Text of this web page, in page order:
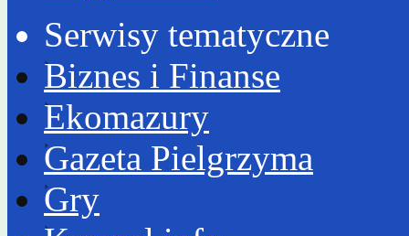
Serwisy tematyczne
Biznes i Finanse
Ekomazury
Gazeta Pielgrzyma
Gry